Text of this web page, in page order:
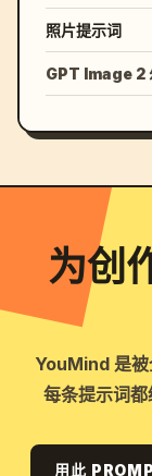
照片提示词
GPT Image 2
为创
YouMind 是被
每条提示词都
用此